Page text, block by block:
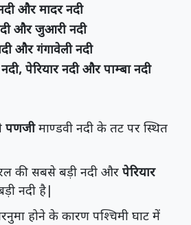
और मादर नदी
और जुआरी नदी
और गंगावेली नदी
पेरियार नदी और पाम्बा नदी
पणजीमाण्डवी नदी के तट पर स्थित
की सबसे बड़ी नदी और पेरियार
नदी है|
होने के कारण पश्चिमी घाट में